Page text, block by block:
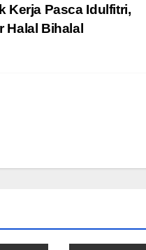
Kerja Pasca Idulfitri,
Halal Bihalal